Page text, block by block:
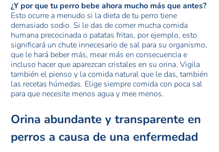
¿Y por que tu perro bebe ahora mucho más que antes?
Esto ocurre a menudo si la dieta de tu perro tiene
demasiado sodio. Si le das de comer mucha comida
humana precocinada o patatas fritas, por ejemplo, esto
significará un chute innecesario de sal para su organismo,
que le hará beber más, mear más en consecuencia e
incluso hacer que aparezcan cristales en su orina. Vigila
también el pienso y la comida natural que le das, también
las recetas húmedas. Elige siempre comida con poca sal
para que necesite menos agua y mee menos.
Orina abundante y transparente en
perros a causa de una enfermedad